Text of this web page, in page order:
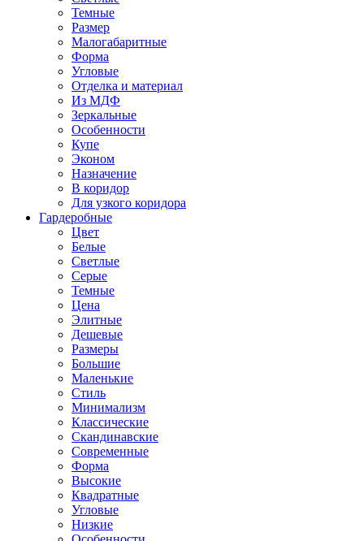
Темные
Размер
Малогабаритные
Форма
Угловые
Отделка и материал
Из МДФ
Зеркальные
Особенности
Купе
Эконом
Назначение
В коридор
Для узкого коридора
Гардеробные
Цвет
Белые
Светлые
Серые
Темные
Цена
Элитные
Дешевые
Размеры
Большие
Маленькие
Стиль
Минимализм
Классические
Скандинавские
Современные
Форма
Высокие
Квадратные
Угловые
Низкие